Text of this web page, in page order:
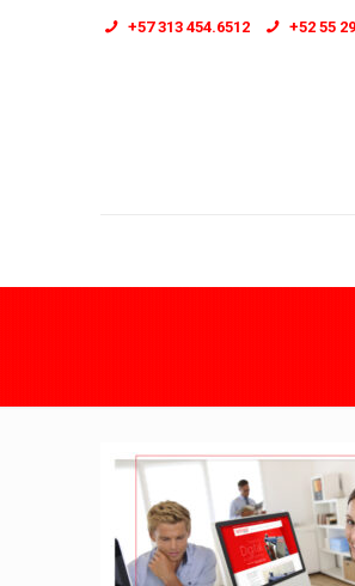
+57 313 454.6512 +52 55